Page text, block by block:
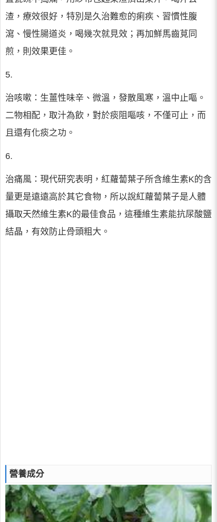
渣，療效很好，特別是久治難愈的痢疾、習慣性腹
瀉、慢性腸道炎，喝幾次就見效；再加鮮馬齒莧同
煎，則效果更佳。
5.
治咳嗽：生薑性味辛、微溫，發散風寒，溫中止嘔。
二物相配，取汁為飲，對於痰阻嘔咳，不僅可止，而
且還有化痰之功。
6.
治痛風：現代研究表明，紅蘿蔔葉子所含維生素K的含
量更是遠遠高於其它食物，所以說紅蘿蔔葉子是人體
攝取天然維生素K的最佳食品，這種維生素能抗尿酸鹽
結晶，有效防止骨頭粗大。
營養成分